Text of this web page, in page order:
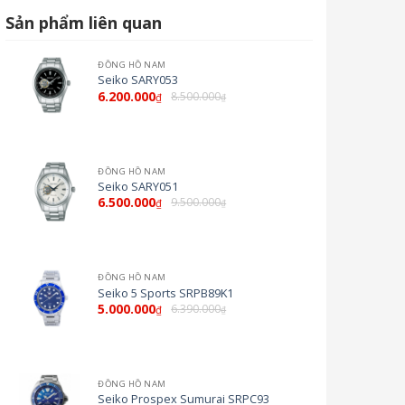
Sản phẩm liên quan
ĐỒNG HỒ NAM
Seiko SARY053
6.200.000₫ 8.500.000₫
ĐỒNG HỒ NAM
Seiko SARY051
6.500.000₫ 9.500.000₫
ĐỒNG HỒ NAM
Seiko 5 Sports SRPB89K1
5.000.000₫ 6.390.000₫
ĐỒNG HỒ NAM
Seiko Prospex Sumurai SRPC93